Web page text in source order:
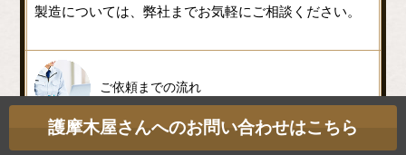
製造については、弊社までお気軽にご相談ください。
ご依頼までの流れ
護摩木屋さんへのお問い合わせはこちら